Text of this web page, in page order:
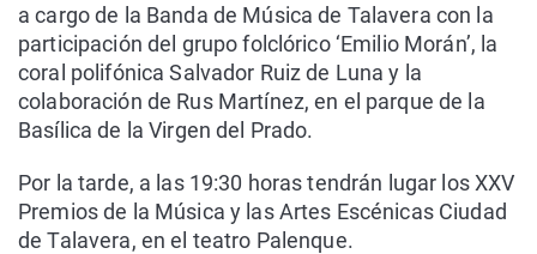
a cargo de la Banda de Música de Talavera con la
participación del grupo folclórico ‘Emilio Morán’, la
coral polifónica Salvador Ruiz de Luna y la
colaboración de Rus Martínez, en el parque de la
Basílica de la Virgen del Prado.
Por la tarde, a las 19:30 horas tendrán lugar los XXV
Premios de la Música y las Artes Escénicas Ciudad
de Talavera, en el teatro Palenque.